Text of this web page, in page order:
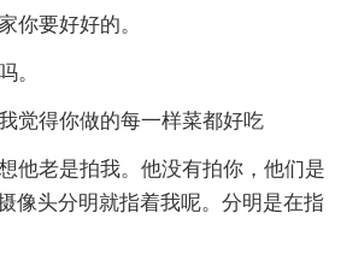
你要好好的。
。
觉得你做的每一样菜都好吃
他老是拍我。他没有拍你，他们是
像头分明就指着我呢。分明是在指